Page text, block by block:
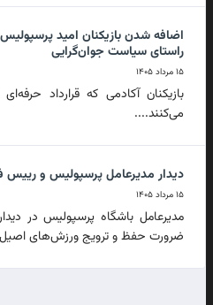
اضافه شدن بازیکنان امید پرسپولیس
راستای سیاست جوان‌گرایی
۱۵ مرداد ۱۴۰۵
بازیکنان آکادمی که قرارداد
می‌کنند....
دیدار مدیرعامل پرسپولیس و رییس
۱۵ مرداد ۱۴۰۵
مدیرعامل باشگاه پرسپولیس در
ضرورت حفظ و ترویج ورزش‌های اصیل